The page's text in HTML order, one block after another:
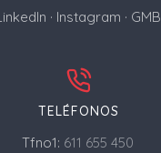
· Instagram · GMB
TELÉFONOS
Tfno1: 611 655 450